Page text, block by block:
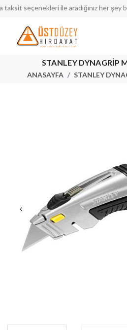
seçenekleri ile aradığınız her şey
STANLEY DYNAGRİP
ANASAYFA STANLEY